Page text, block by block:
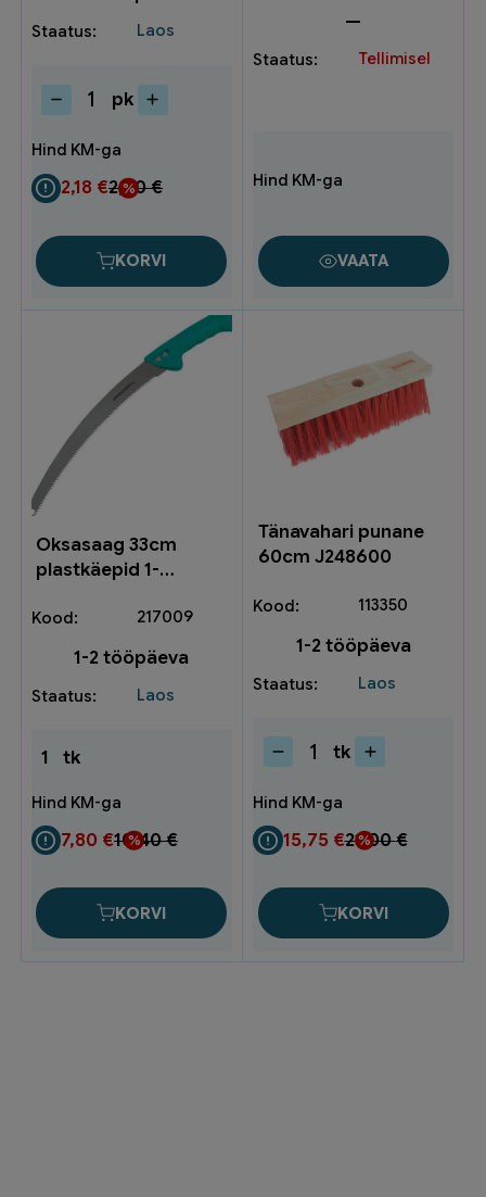
Laos
Lipik
5tk/pk
B008847
kogus
pk
2,90€
2,18 €
KORVI
—
Tellimisel
VAATA
Oksasaag 33cm
plastkäepid 1-
217009
1-2 tööpäeva
Laos
1 tk
10,40€
7,80 €
KORVI
Tänavahari punane
60cm J248600
113350
1-2 tööpäeva
Laos
Tänavahari
60cm
J248600
kogus
tk
21,00€
15,75 €
KORVI